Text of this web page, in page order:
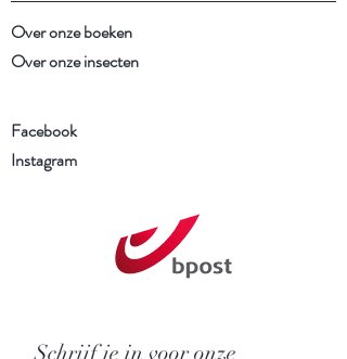
Over onze boeken
Over onze insecten
Facebook
Instagram
Schrijf je in voor onze